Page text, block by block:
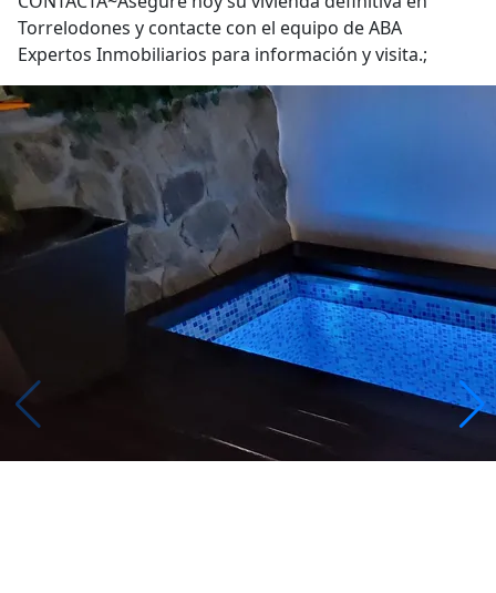
Torrelodones y contacte con el equipo de ABA
Expertos Inmobiliarios para información y visita.;